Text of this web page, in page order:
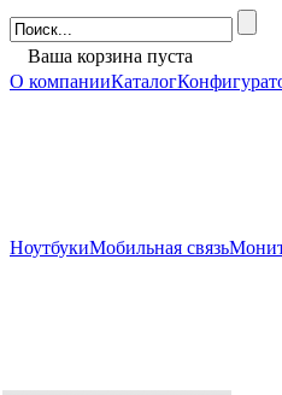
Ваша корзина пуста
О компанииКаталог
НоутбукиМобильная связь